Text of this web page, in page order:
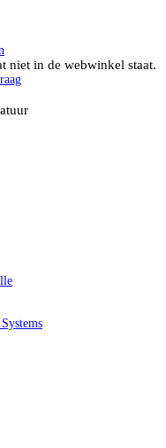
niet in de webwinkel staat.